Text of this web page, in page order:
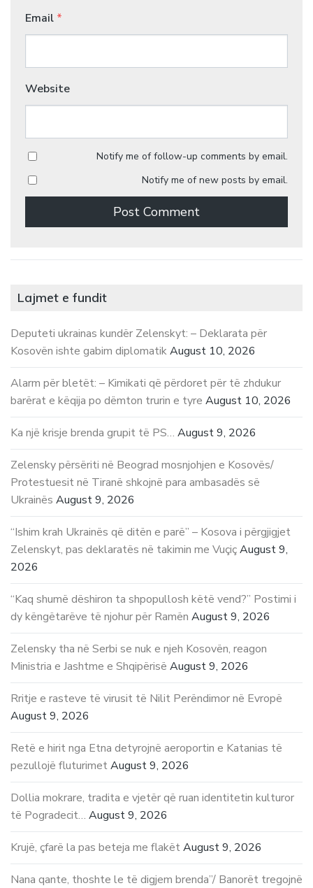
Email *
Website
Notify me of follow-up comments by email.
Notify me of new posts by email.
Lajmet e fundit
Deputeti ukrainas kundër Zelenskyt: – Deklarata për
Kosovën ishte gabim diplomatikAugust 10, 2026
Alarm për bletët: – Kimikati që përdoret për të zhdukur
barërat e këqija po dëmton trurin e tyre August 10, 2026
Ka një krisje brenda grupit të PS… August 9, 2026
Zelensky përsëriti në Beograd mosnjohjen e Kosovës/
Protestuesit në Tiranë shkojnë para ambasadës së
Ukrainës August 9, 2026
“Ishim krah Ukrainës që ditën e parë” – Kosova i përgjigjet
Zelenskyt, pas deklaratës në takimin me VuçiçAugust 9,
2026
“Kaq shumë dëshiron ta shpopullosh këtë vend?” Postimi i
dy këngëtarëve të njohur për Ramën August 9, 2026
Zelensky tha në Serbi se nuk e njeh Kosovën, reagon
Ministria e Jashtme e Shqipërisë August 9, 2026
Rritje e rasteve të virusit të Nilit Perëndimor në Evropë
August 9, 2026
Retë e hirit nga Etna detyrojnë aeroportin e Katanias të
pezullojë fluturimetAugust 9, 2026
Dollia mokrare, tradita e vjetër që ruan identitetin kulturor
të Pogradecit… August 9, 2026
Krujë, çfarë la pas beteja me flakëtAugust 9, 2026
Nana qante, thoshte le të digjem brenda”/ Banorët tregojnë